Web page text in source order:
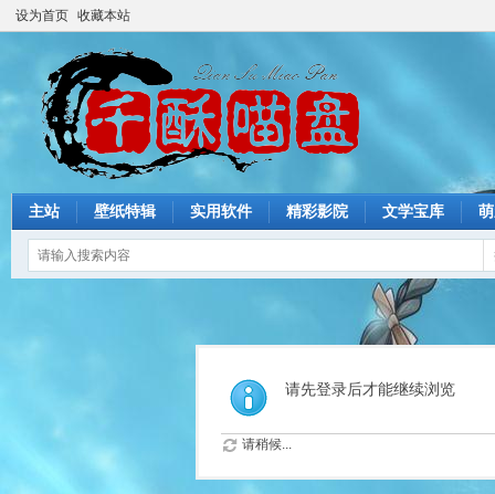
设为首页 收藏本站
主站 壁纸特辑 实用软件 精彩影院 文学宝库
请先登录后才能继续浏览
请稍候...